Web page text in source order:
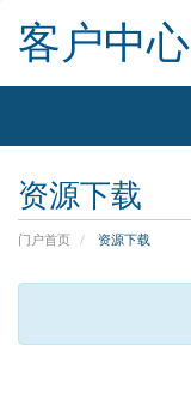
客户中心
资源下载
门户首页 资源下载